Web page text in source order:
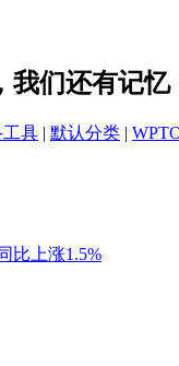
们还有记忆
工具 | 默认分类 |
比上涨1.5%